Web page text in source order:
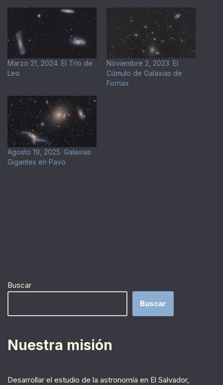
Marzo 21, 2024. El Trío de
Leo
Noviembre 2, 2023. El
Cúmulo de Galaxias de
Fornax
Agosto 19, 2025. Galaxias
Gigantes en Pavo
Buscar
Buscar
Nuestra misión
Desarrollar el estudio de la astronomía en El Salvador,